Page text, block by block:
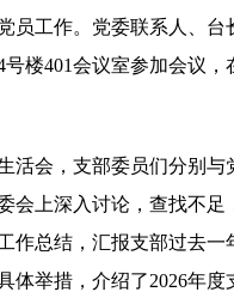
员工作。党委联系人、
楼401会议室参加会议
活会，支部委员们分别
会上深入讨论，查找不
作总结，汇报支部过去
体举措，介绍了2026年度